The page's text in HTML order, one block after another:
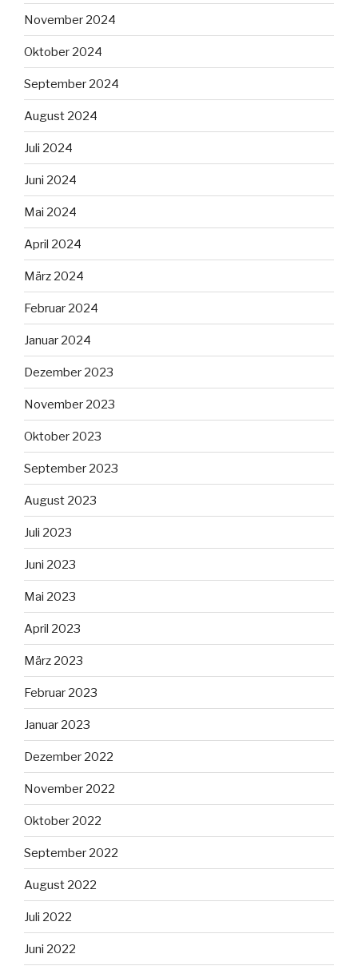
November 2024
Oktober 2024
September 2024
August 2024
Juli 2024
Juni 2024
Mai 2024
April 2024
März 2024
Februar 2024
Januar 2024
Dezember 2023
November 2023
Oktober 2023
September 2023
August 2023
Juli 2023
Juni 2023
Mai 2023
April 2023
März 2023
Februar 2023
Januar 2023
Dezember 2022
November 2022
Oktober 2022
September 2022
August 2022
Juli 2022
Juni 2022